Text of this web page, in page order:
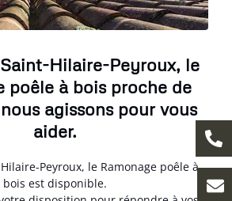
Hilaire-Peyroux, le
poêle à bois proche de
agissons pour vous
aider.
Peyroux, le Ramonage poêle à
bois est disponible.